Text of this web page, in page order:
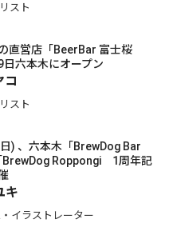
スト
直営店「BeerBar 富士桜
六本木にオープン
コ
スト
) 、六本木「BrewDog Bar
BrewDog Roppongi 1周年記
キ
イラストレーター